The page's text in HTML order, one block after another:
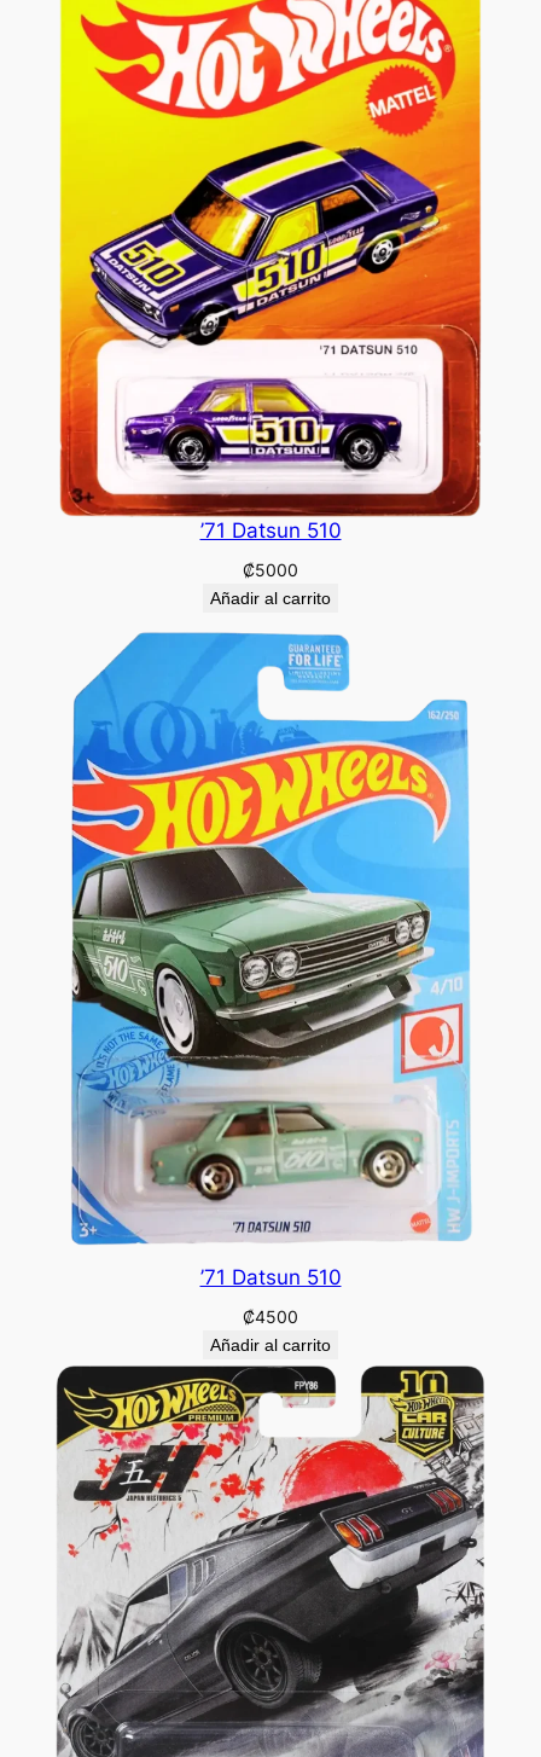
’71 Datsun 510
₡5000
Añadir al carrito
’71 Datsun 510
₡4500
Añadir al carrito